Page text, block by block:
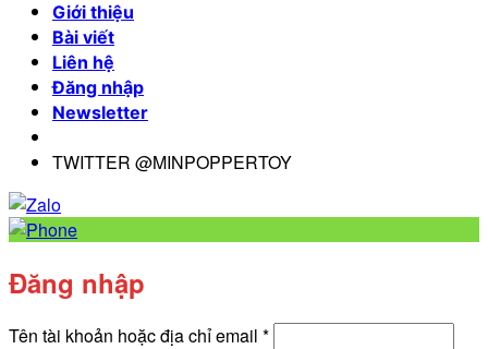
Giới thiệu
Bài viết
Liên hệ
Đăng nhập
Newsletter
TWITTER @MINPOPPERTOY
Đăng nhập
Tên tài khoản hoặc địa chỉ email *Bắt